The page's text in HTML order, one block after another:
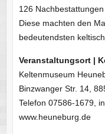
126
Diese machten den
bedeutendsten
Veranstaltungsort |
Keltenmuseum
Binzwanger Str. 14,
Telefon 07586-1679,
www.heuneburg.de